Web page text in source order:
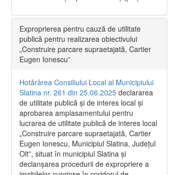
Exproprierea pentru cauză de utilitate
publică pentru realizarea obiectivului
„Construire parcare supraetajată, Cartier
Eugen Ionescu”
Hotărârea Consiliului Local al Municipiului
Slatina nr. 261 din 25.06.2025 declararea
de utilitate publică și de interes local și
aprobarea amplasamentului pentru
lucrarea de utilitate publică de interes local
„Construire parcare supraetajată, Cartier
Eugen Ionescu, Municipiul Slatina, Județul
Olt”, situat în municipiul Slatina și
declanșarea procedurii de expropriere a